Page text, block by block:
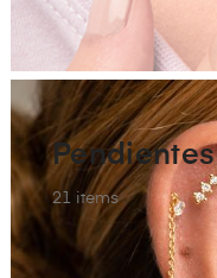
Pendientes
21 items